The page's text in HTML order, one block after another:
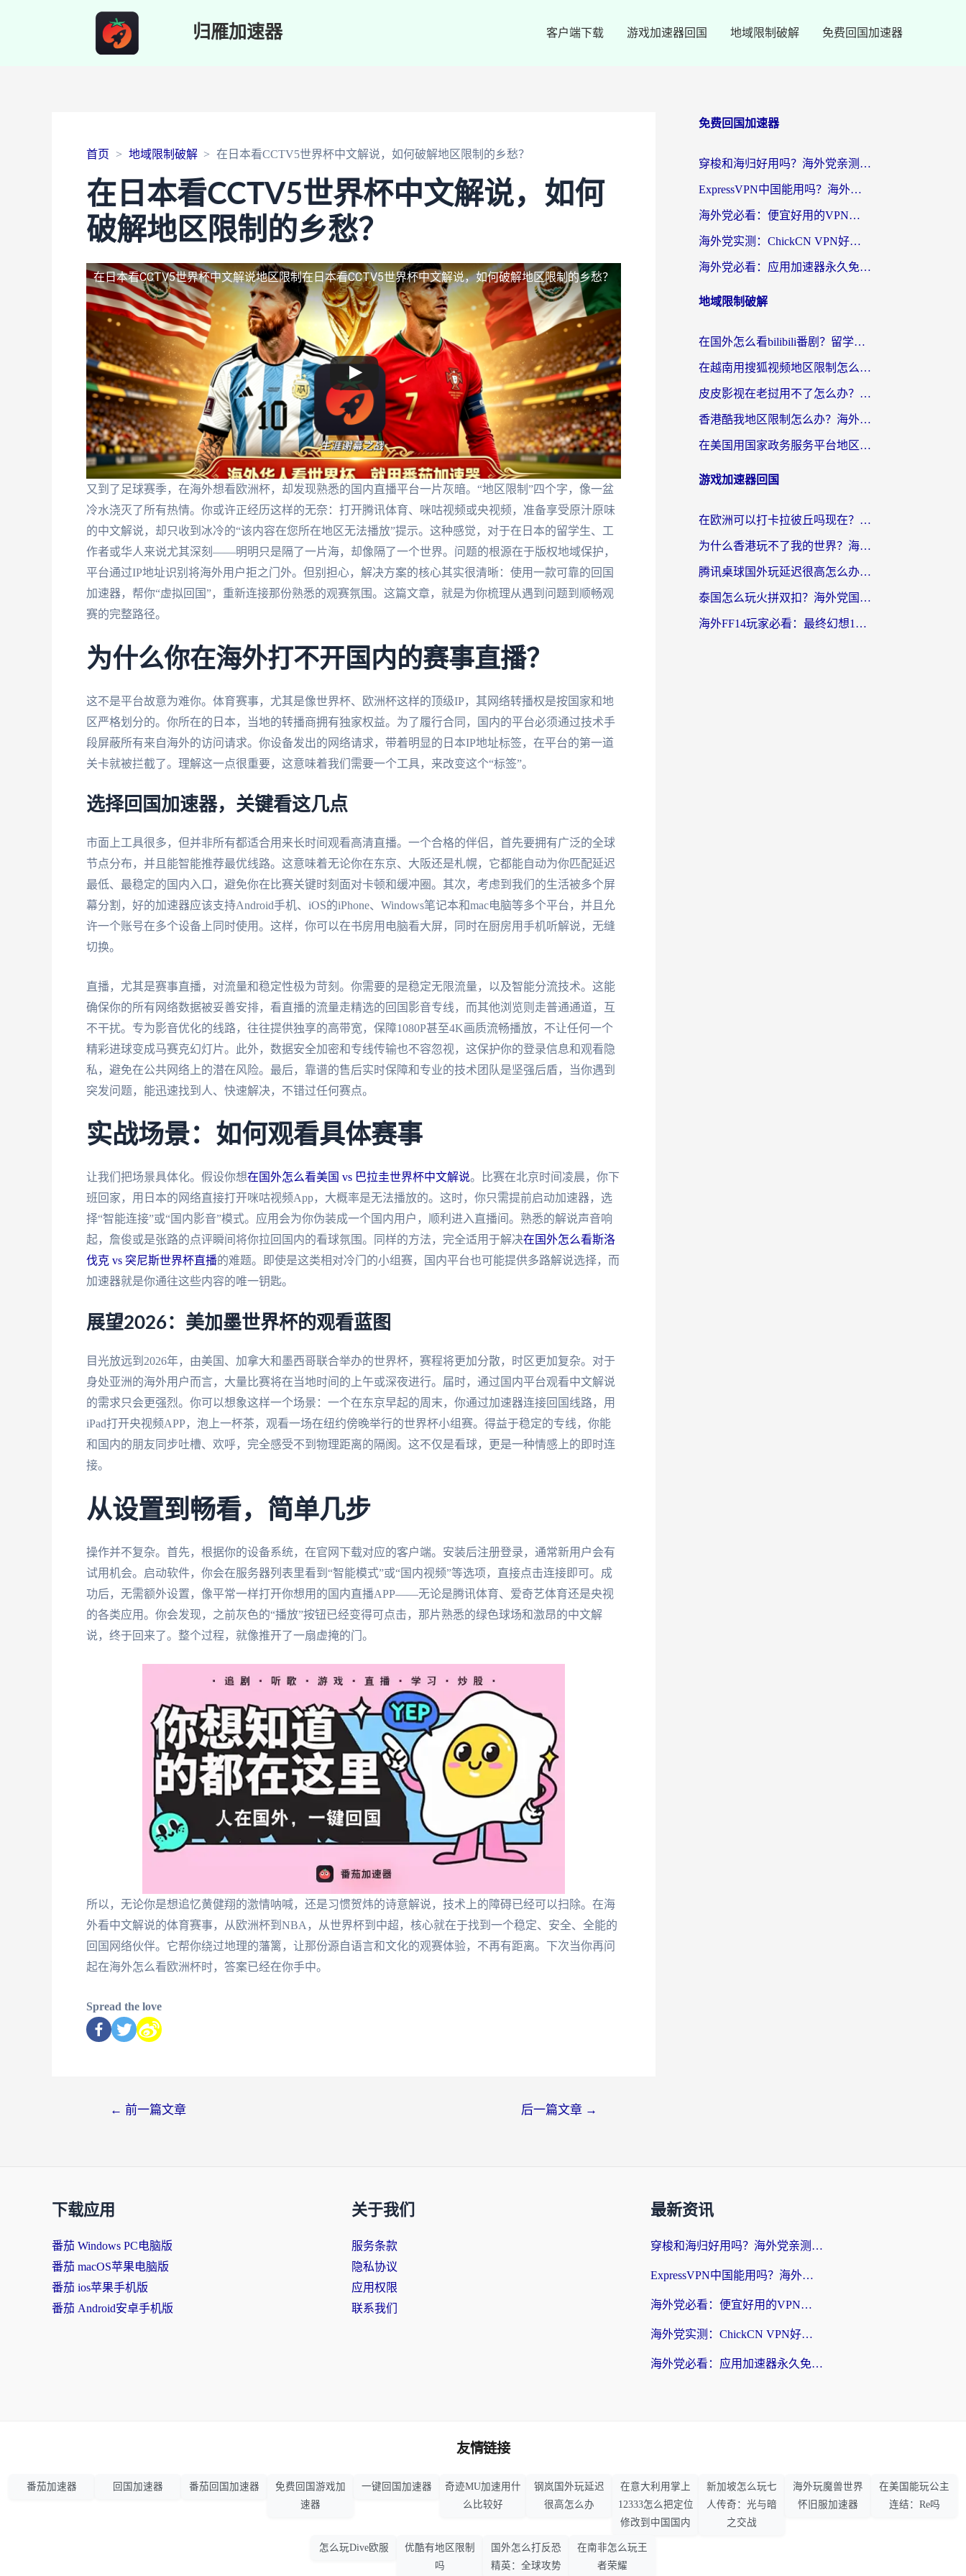
归雁加速器 客户端下载 游戏加速器回国 地域限制破解 免费回国加速器
首页 地域限制破解 在日本看CCTV5世界杯中文解说，如何破解地区限制的乡愁？
在日本看CCTV5世界杯中文解说，如何
破解地区限制的乡愁？
在日本看CCTV5世界杯中文解说地区限制在日本看CCTV5世界杯中文解说，如何破解地区限制的乡愁？
又到了足球赛季，在海外想看欧洲杯，却发现熟悉的国内直播平台一片灰暗。“地区限制”四个字，像一盆
冷水浇灭了所有热情。你或许正经历这样的无奈：打开腾讯体育、咪咕视频或央视频，准备享受原汁原味
的中文解说，却只收到冰冷的“该内容在您所在地区无法播放”提示。这种感觉，对于在日本的留学生、工
作者或华人来说尤其深刻——明明只是隔了一片海，却像隔了一个世界。问题的根源在于版权地域保护，
平台通过IP地址识别将海外用户拒之门外。但别担心，解决方案的核心其实很清晰：使用一款可靠的回国
加速器，帮你“虚拟回国”，重新连接那份熟悉的观赛氛围。这篇文章，就是为你梳理从遇到问题到顺畅观
赛的完整路径。
为什么你在海外打不开国内的赛事直播？
这不是平台故意为难你。体育赛事，尤其是像世界杯、欧洲杯这样的顶级IP，其网络转播权是按国家和地
区严格划分的。你所在的日本，当地的转播商拥有独家权益。为了履行合同，国内的平台必须通过技术手
段屏蔽所有来自海外的访问请求。你设备发出的网络请求，带着明显的日本IP地址标签，在平台的第一道
关卡就被拦截了。理解这一点很重要，这意味着我们需要一个工具，来改变这个“标签”。
选择回国加速器，关键看这几点
市面上工具很多，但并非所有都适合用来长时间观看高清直播。一个合格的伴侣，首先要拥有广泛的全球
节点分布，并且能智能推荐最优线路。这意味着无论你在东京、大阪还是札幌，它都能自动为你匹配延迟
最低、最稳定的国内入口，避免你在比赛关键时刻面对卡顿和缓冲圈。其次，考虑到我们的生活被多个屏
幕分割，好的加速器应该支持Android手机、iOS的iPhone、Windows笔记本和mac电脑等多个平台，并且允
许一个账号在多个设备上同时使用。这样，你可以在书房用电脑看大屏，同时在厨房用手机听解说，无缝
切换。
直播，尤其是赛事直播，对流量和稳定性极为苛刻。你需要的是稳定无限流量，以及智能分流技术。这能
确保你的所有网络数据被妥善安排，看直播的流量走精选的回国影音专线，而其他浏览则走普通通道，互
不干扰。专为影音优化的线路，往往提供独享的高带宽，保障1080P甚至4K画质流畅播放，不让任何一个
精彩进球变成马赛克幻灯片。此外，数据安全加密和专线传输也不容忽视，这保护你的登录信息和观看隐
私，避免在公共网络上的潜在风险。最后，靠谱的售后实时保障和专业的技术团队是坚强后盾，当你遇到
突发问题，能迅速找到人、快速解决，不错过任何赛点。
实战场景：如何观看具体赛事
让我们把场景具体化。假设你想在国外怎么看美国 vs 巴拉圭世界杯中文解说。比赛在北京时间凌晨，你下
班回家，用日本的网络直接打开咪咕视频App，大概率是无法播放的。这时，你只需提前启动加速器，选
择“智能连接”或“国内影音”模式。应用会为你伪装成一个国内用户，顺利进入直播间。熟悉的解说声音响
起，詹俊或是张路的点评瞬间将你拉回国内的看球氛围。同样的方法，完全适用于解决在国外怎么看斯洛
伐克 vs 突尼斯世界杯直播的难题。即使是这类相对冷门的小组赛，国内平台也可能提供多路解说选择，而
加速器就是你通往这些内容的唯一钥匙。
展望2026：美加墨世界杯的观看蓝图
目光放远到2026年，由美国、加拿大和墨西哥联合举办的世界杯，赛程将更加分散，时区更加复杂。对于
身处亚洲的海外用户而言，大量比赛将在当地时间的上午或深夜进行。届时，通过国内平台观看中文解说
的需求只会更强烈。你可以想象这样一个场景：一个在东京早起的周末，你通过加速器连接回国线路，用
iPad打开央视频APP，泡上一杯茶，观看一场在纽约傍晚举行的世界杯小组赛。得益于稳定的专线，你能
和国内的朋友同步吐槽、欢呼，完全感受不到物理距离的隔阂。这不仅是看球，更是一种情感上的即时连
接。
从设置到畅看，简单几步
操作并不复杂。首先，根据你的设备系统，在官网下载对应的客户端。安装后注册登录，通常新用户会有
试用机会。启动软件，你会在服务器列表里看到“智能模式”或“国内视频”等选项，直接点击连接即可。成
功后，无需额外设置，像平常一样打开你想用的国内直播APP——无论是腾讯体育、爱奇艺体育还是央视
的各类应用。你会发现，之前灰色的“播放”按钮已经变得可点击，那片熟悉的绿色球场和激昂的中文解
说，终于回来了。整个过程，就像推开了一扇虚掩的门。
所以，无论你是想追忆黄健翔的激情呐喊，还是习惯贺炜的诗意解说，技术上的障碍已经可以扫除。在海
外看中文解说的体育赛事，从欧洲杯到NBA，从世界杯到中超，核心就在于找到一个稳定、安全、全能的
回国网络伙伴。它帮你绕过地理的藩篱，让那份源自语言和文化的观赛体验，不再有距离。下次当你再问
起在海外怎么看欧洲杯时，答案已经在你手中。
Spread the love
← 前一篇文章 后一篇文章 →
免费回国加速器
穿梭和海归好用吗？海外党亲测：3步选对回国加速器，无缝刷国内剧玩手游
ExpressVPN中国能用吗？海外党翻回国内的加速器选择指南（附番茄加速器实测）
海外党必看：便宜好用的VPN怎么选？3步解决回国访问难题+Steam改区技巧
海外党实测：ChickCN VPN好用吗？和OurPlay VPN对比哪个回国效果更好？附避坑指南
海外党必看：应用加速器永久免费版真的靠谱吗？教你选对回国加速器无缝刷国内资源
地域限制破解
在国外怎么看bilibili番剧？留学生亲测有效的地域限制突破指南（附酷我酷狗音乐解决方法）
在越南用搜狐视频地区限制怎么办？3招解决海外看国内剧难题（附西瓜视频CCTV观看技巧）
皮皮影视在老挝用不了怎么办？3步解决海外看国内影视&财经的痛点
香港酷我地区限制怎么办？海外党亲测有效的回国加速方案来了
在美国用国家政务服务平台地区限制怎么办？海外华人必备的突破攻略（附追剧看片技巧）
游戏加速器回国
在欧洲可以打卡拉彼丘吗现在？海外党国服游戏加速器终极避坑指南
为什么香港玩不了我的世界？海外党国服游戏加速终极解决方案
腾讯桌球国外玩延迟很高怎么办？海外党亲测有效的国服游戏加速指南
泰国怎么玩火拼双扣？海外党国服游戏加速终极指南（附暗区突围植物大战僵尸实测）
海外FF14玩家必看：最终幻想14国外加速器下载安装全攻略+卡顿解决秘籍
下载应用
番茄 Windows PC电脑版
番茄 macOS苹果电脑版
番茄 ios苹果手机版
番茄 Android安卓手机版
关于我们
服务条款
隐私协议
应用权限
联系我们
最新资讯
穿梭和海归好用吗？海外党亲测：3步选对回国加速器，无缝刷国内剧玩手游
ExpressVPN中国能用吗？海外党翻回国内的加速器选择指南（附番茄加速器实测）
海外党必看：便宜好用的VPN怎么选？3步解决回国访问难题+Steam改区技巧
海外党实测：ChickCN VPN好用吗？和OurPlay VPN对比哪个回国效果更好？附避坑指南
海外党必看：应用加速器永久免费版真的靠谱吗？教你选对回国加速器无缝刷国内资源
友情链接
番茄加速器 回国加速器 番茄回国加速器
免费回国游戏加
速器
一键回国加速器
奇迹MU加速用什
么比较好
钢岚国外玩延迟
很高怎么办
在意大利用掌上
12333怎么把定位
修改到中国国内
新加坡怎么玩七
人传奇：光与暗
之交战
海外玩魔兽世界
怀旧服加速器
在美国能玩公主
连结：Re吗
怎么玩Dive欧服
优酷有地区限制
吗
国外怎么打反恐
精英：全球攻势
在南非怎么玩王
者荣耀